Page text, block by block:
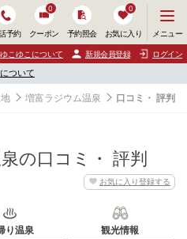
予約 クーポン
0
予約照会 お気に入り
0
ニ
ュ
ー
開
く
メニュー
ゆこゆこについて 新規会員登録 ログイン
ついて
増富ラジウム温泉 口コミ・ 評判
の口コミ・ 評判
お気に入り登録する
り温泉 観光情報